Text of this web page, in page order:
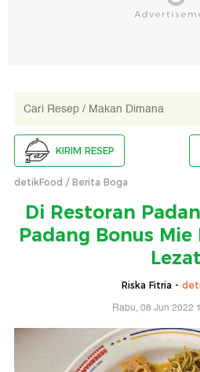
KIRIM RESEP
detikFood Berita Boga
Di Restoran
Padang Bonus
Lezat
Riska Fitria -
Rabu, 08 Jun 2022